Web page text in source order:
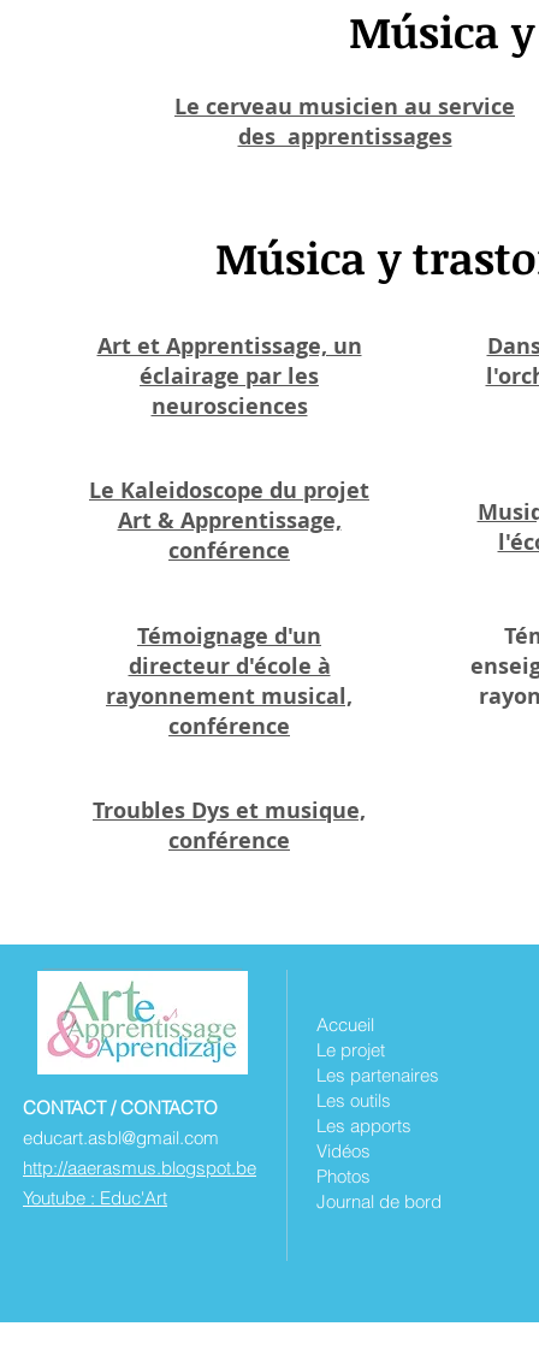
Música
Le cerveau musicien au service
des apprentissages
Música y
Art et Apprentissage, un
éclairage par les
neurosciences
Le Kaleidoscope du projet
Art & Apprentissage,
conférence
Témoignage d'un
directeur d'école à
rayonnement musical,
conférence
Troubles Dys et musique,
conférence
CONTACT / CONTACTO
educart.asbl@gmail.com
http://aaerasmus.blogspot.be
Youtube : Educ'Art
Accueil
Le projet
Les partenaires
Les outils
Les apports
Vidéos
Photos
Journal de bord